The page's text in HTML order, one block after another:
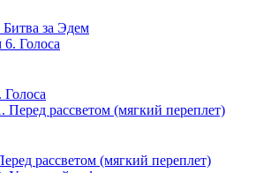
за Эдем
рассветом (мягкий переплет)